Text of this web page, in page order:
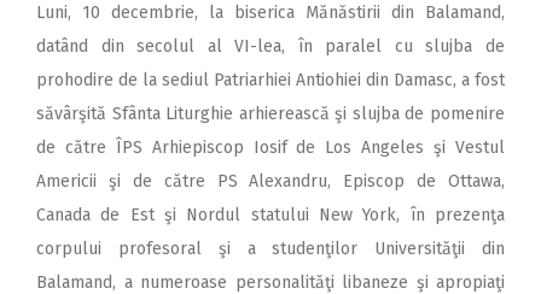
Luni, 10 decembrie, la biserica Mănăstirii din Balamand,
datând din secolul al VI-lea, în paralel cu slujba de
prohodire de la sediul Patriarhiei Antiohiei din Damasc, a fost
săvârşită Sfânta Liturghie arhierească şi slujba de pomenire
de către ÎPS Arhiepiscop Iosif de Los Angeles şi Vestul
Americii şi de către PS Alexandru, Episcop de Ottawa,
Canada de Est şi Nordul statului New York, în prezenţa
corpului profesoral şi a studenţilor Universităţii din
Balamand, a numeroase personalităţi libaneze şi apropiaţi